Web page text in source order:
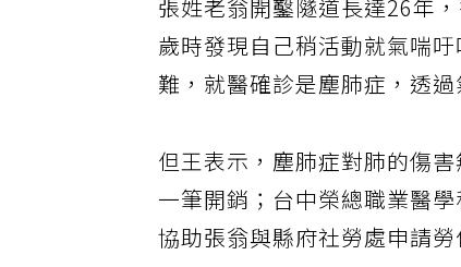
張姓老翁開鑿隧道長達26年
歲時發現自己稍活動就氣喘
難，就醫確診是塵肺症，透
但王表示，塵肺症對肺的傷
一筆開銷；台中榮總職業醫
協助張翁與縣府社勞處申請